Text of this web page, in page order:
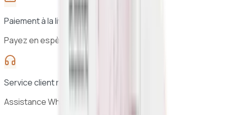
Paiement à la livraison
Payez en espèces à la réception
Service client réactif
Assistance WhatsApp 7j/7